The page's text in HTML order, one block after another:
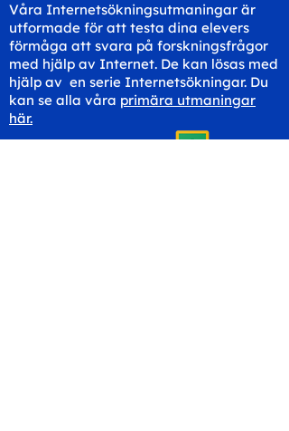
Våra Internetsökningsutmaningar är
utformade för att testa dina elevers
förmåga att svara på forskningsfrågor
med hjälp av Internet. De kan lösas med
hjälp av en serie Internetsökningar. Du
kan se alla våra primära utmaningar
här.